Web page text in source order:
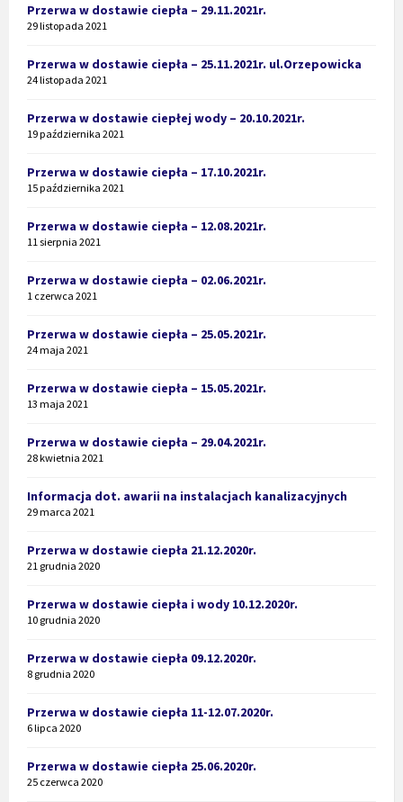
Przerwa w dostawie ciepła – 29.11.2021r.
29 listopada 2021
Przerwa w dostawie ciepła – 25.11.2021r. ul.Orzepowicka
24 listopada 2021
Przerwa w dostawie ciepłej wody – 20.10.2021r.
19 października 2021
Przerwa w dostawie ciepła – 17.10.2021r.
15 października 2021
Przerwa w dostawie ciepła – 12.08.2021r.
11 sierpnia 2021
Przerwa w dostawie ciepła – 02.06.2021r.
1 czerwca 2021
Przerwa w dostawie ciepła – 25.05.2021r.
24 maja 2021
Przerwa w dostawie ciepła – 15.05.2021r.
13 maja 2021
Przerwa w dostawie ciepła – 29.04.2021r.
28 kwietnia 2021
Informacja dot. awarii na instalacjach kanalizacyjnych
29 marca 2021
Przerwa w dostawie ciepła 21.12.2020r.
21 grudnia 2020
Przerwa w dostawie ciepła i wody 10.12.2020r.
10 grudnia 2020
Przerwa w dostawie ciepła 09.12.2020r.
8 grudnia 2020
Przerwa w dostawie ciepła 11-12.07.2020r.
6 lipca 2020
Przerwa w dostawie ciepła 25.06.2020r.
25 czerwca 2020